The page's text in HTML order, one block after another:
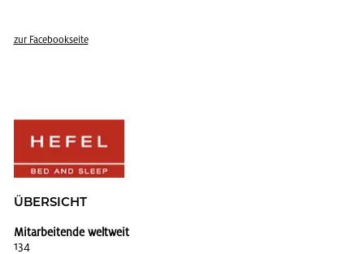
zur Face­book­sei­te
ÜBER­SICHT
Mitarbeitende weltweit
134